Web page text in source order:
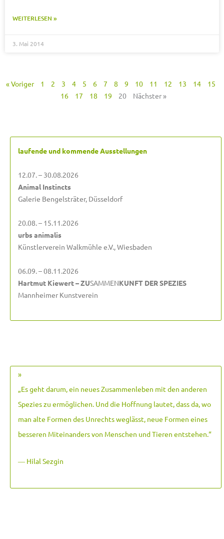
WEITERLESEN »
3. Mai 2014
« Voriger 1 2 3 4 5 6 7 8 9 10 11 12 13 14
15
16
17 18 19 20 Nächster »
laufende und kommende Ausstellungen
12.07. – 30.08.2026
Animal Instincts
Galerie Bengelsträter, Düsseldorf
20.08. – 15.11.2026
urbs animalis
Künstlerverein Walkmühle e.V., Wiesbaden
06.09. – 08.11.2026
Hartmut Kiewert – ZUSAMMENKUNFT DER SPEZIES
Mannheimer Kunstverein
»
„Es geht darum, ein neues Zusammenleben mit den anderen
Spezies zu ermöglichen. Und die Hoffnung lautet, dass da, wo
man alte Formen des Unrechts weglässt, neue Formen eines
besseren Miteinanders von Menschen und Tieren entstehen.“
― Hilal Sezgin